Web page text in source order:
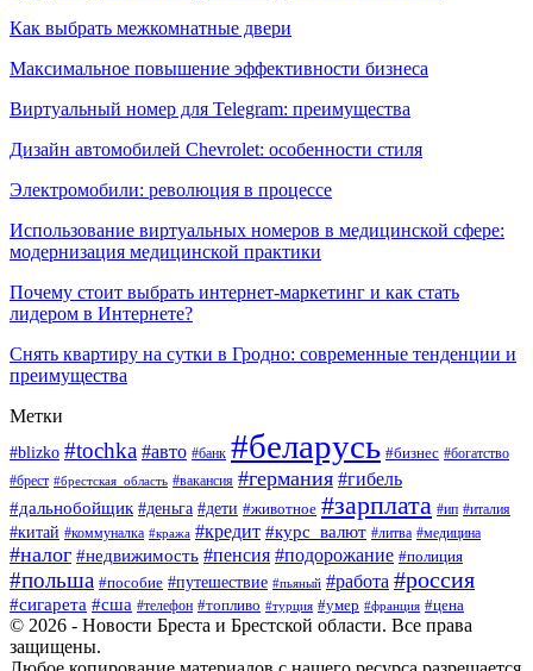
Как выбрать межкомнатные двери
Максимальное повышение эффективности бизнеса
Виртуальный номер для Telegram: преимущества
Дизайн автомобилей Chevrolet: особенности стиля
Электромобили: революция в процессе
Использование виртуальных номеров в медицинской сфере:
модернизация медицинской практики
Почему стоит выбрать интернет-маркетинг и как стать
лидером в Интернете?
Снять квартиру на сутки в Гродно: современные тенденции и
преимущества
Метки
#blizko #tochka #авто #банк #беларусь #бизнес #богатство
#брест #брестская_область #вакансия #германия #гибель
#дальнобойщик #деньга #дети #животное #зарплата #ип #италия
#китай #коммуналка #кража #кредит #курс_валют #литва #медицина
#налог #недвижимость #пенсия #подорожание #полиция
#польша #пособие #путешествие #пьяный #работа #россия
#сигарета #сша #телефон #топливо #турция #умер #франция #цена
© 2026 - Новости Бреста и Брестской области. Все права
защищены.